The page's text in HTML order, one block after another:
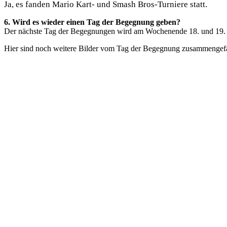
Ja, es fanden Mario Kart- und Smash Bros-Turniere statt.
6. Wird es wieder einen Tag der Begegnung geben?
Der nächste Tag der Begegnungen wird am Wochenende 18. und
Hier sind noch weitere Bilder vom Tag der Begegnung